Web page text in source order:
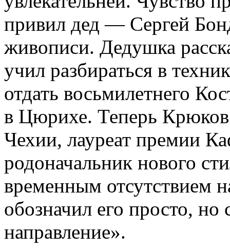
привил дед — Сергей
живописи. Дедушка
учил разбираться в
отдать восьмилетнего
в Цюрихе. Теперь
Чехии, лауреат премии
родоначальник нового
временным отсутствием
обозначил его просто,
направление».